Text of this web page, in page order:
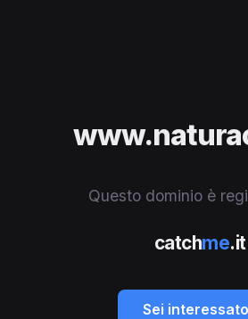
Questo dominio è
catchme.it
Sei